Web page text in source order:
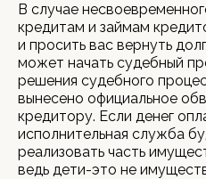
В случае
кредитам и займам
и просить вас вернуть
может начать судебный
решения судебного
вынесено официальное
кредитору. Если денег
исполнительная служба
реализовать часть
ведь дети-это не